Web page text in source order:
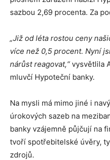
sazbou 2,69 procenta. Za
„Již od léta rostou ceny
více než 0,5 procent. Nyní
nárůst reagovat,“vysvětlila
mluvčí Hypoteční banky.
Na mysli má mimo jiné i
úrokových sazeb na
banky vzájemně půjčují na
tvoří spotřebitelské úvěry,
zdrojů.